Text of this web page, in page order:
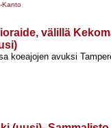
Kanto
välillä
koeajojen avuksi